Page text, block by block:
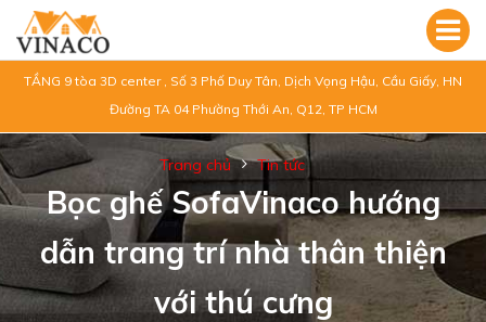
TẦNG 9 tòa 3D center , Số 3 Phố Duy Tân, Dịch Vọng Hậu, Cầu Giấy, HN
Đường TA 04 Phường Thới An, Q12, TP HCM
Trang chủ Tin tức
Bọc ghế SofaVinaco hướng
dẫn trang trí nhà thân thiện
với thú cưng